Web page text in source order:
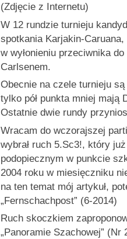
(Zdjęcie z Internetu)
W 12 rundzie turnieju
spotkania Karjakin-
w wyłonieniu przeciwnika
Carlsenem.
Obecnie na czele turnieju
tylko pół punkta mniej mają
Ostatnie dwie rundy
Wracam do wczorajszej
wybrał ruch 5.Sc3!, który
podopiecznym w punkcie
2004 roku w miesięczniku
na ten temat mój artykuł,
„Fernschachpost” (6-2014)
Ruch skoczkiem
„Panoramie Szachowej”